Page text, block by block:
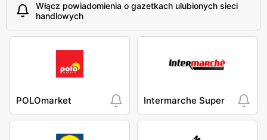
Włącz powiadomienia o gazetkach ulubionych sieci
handlowych
POLOmarket Intermarche Super